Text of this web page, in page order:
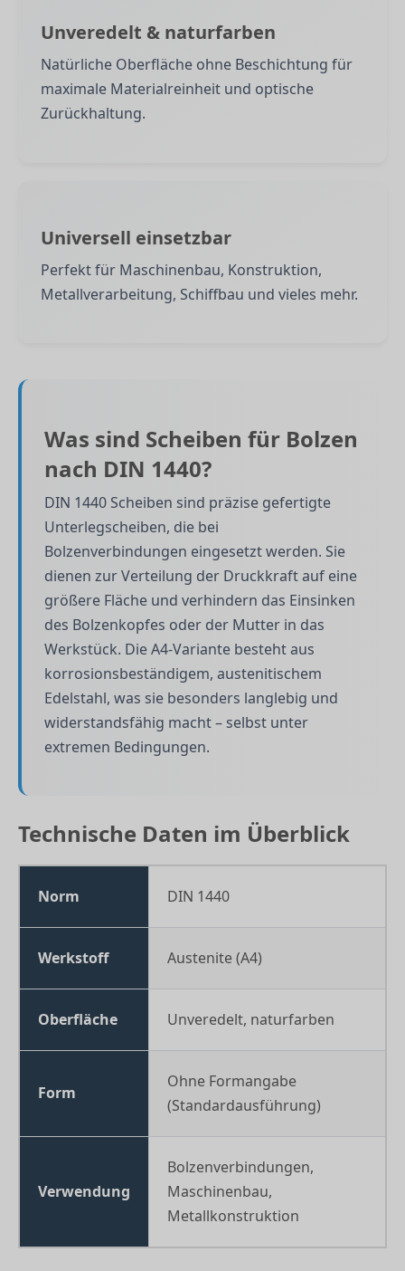
Unveredelt & naturfarben
Natürliche Oberfläche ohne Beschichtung für
maximale Materialreinheit und optische
Zurückhaltung.
Universell einsetzbar
Perfekt für Maschinenbau, Konstruktion,
Metallverarbeitung, Schiffbau und vieles mehr.
Was sind Scheiben für Bolzen
nach DIN 1440?
DIN 1440 Scheiben sind präzise gefertigte
Unterlegscheiben, die bei
Bolzenverbindungen eingesetzt werden. Sie
dienen zur Verteilung der Druckkraft auf eine
größere Fläche und verhindern das Einsinken
des Bolzenkopfes oder der Mutter in das
Werkstück. Die A4-Variante besteht aus
korrosionsbeständigem, austenitischem
Edelstahl, was sie besonders langlebig und
widerstandsfähig macht – selbst unter
extremen Bedingungen.
Technische Daten im Überblick
Norm DIN 1440
Werkstoff Austenite (A4)
Oberfläche Unveredelt, naturfarben
Form
Ohne Formangabe
(Standardausführung)
Verwendung
Bolzenverbindungen,
Maschinenbau,
Metallkonstruktion